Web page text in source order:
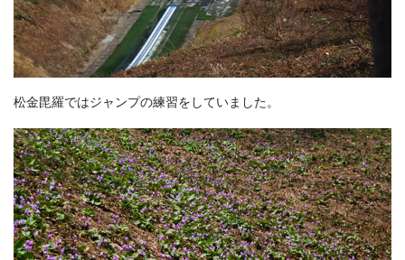
松金毘羅ではジャンプの練習をしていました。